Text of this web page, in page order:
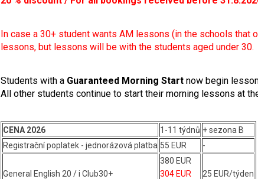
In case a 30+ student wants AM lessons (in the schools
lessons, but lessons will be with the students aged under 30.
Students with a Guaranteed Morning Startnow begin
All other students continue to start their morning lessons at
CENA 2026 1-11 týdnů + sezona B
Registrační poplatek - jednorázová platba 55 EUR -
General English 20 / i Club30+
380 EUR
304 EUR
25 EUR/týden